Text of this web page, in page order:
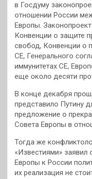
в Госдуму
отношении России
Европы. Законопроект
Конвенции о защите
свобод, Конвенции о
СЕ, Генерального
иммунитетах СЕ,
еще около десяти
В конце декабря
представило Путину
предложение о
Совета Европы в
Тогда же
«Известиями» заявил
Европы к России
их реализация не